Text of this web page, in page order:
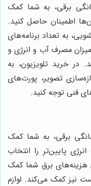
برقی، به شما کمک
اطمینان حاصل کنید.
به تعداد برنامه‌های
مصرف آب و انرژی و
در خرید تلویزیون، به
تصویر، پورت‌های
فنی توجه کنید.
برقی، به شما کمک
پایین‌تر را انتخاب
هزینه‌های برق شما کمک
نیز کمک می‌کند. لوازم